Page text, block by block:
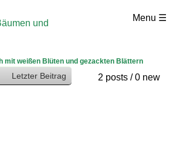
Menu ☰
und
mit weißen Blüten und gezackten Blättern
2 posts / 0 new
Letzter Beitrag